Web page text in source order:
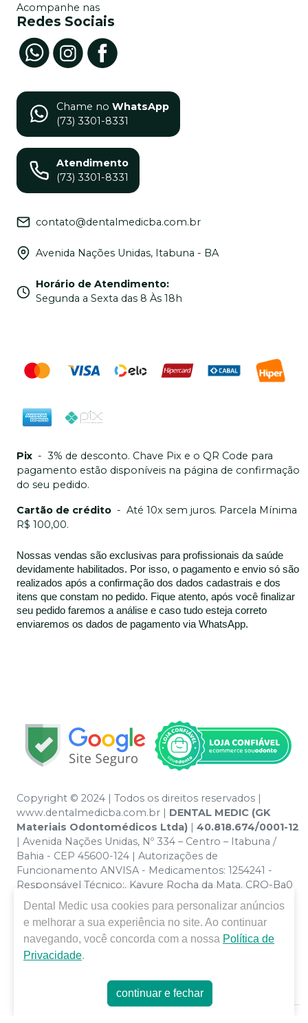
Acompanhe nas
Redes Sociais
Chame no WhatsApp
(73) 3301-8331
Atendimento
(73) 3301-8331
contato@dentalmedicba.com.br
Avenida Nações Unidas, Itabuna - BA
Horário de Atendimento:
Segunda a Sexta das 8 Às 18h
Pix - 3% de desconto. Chave Pix e o QR Code para
pagamento estão disponíveis na página de confirmação
do seu pedido.
Cartão de crédito - Até 10x sem juros. Parcela Mínima
R$ 100,00.
Nossas vendas são exclusivas para profissionais da saúde
devidamente habilitados. Por isso, o pagamento e envio só são
realizados após a confirmação dos dados cadastrais e dos
itens que constam no pedido. Fique atento, após você finalizar
seu pedido faremos a análise e caso tudo esteja correto
enviaremos os dados de pagamento via WhatsApp.
Copyright © 2024 | Todos os direitos reservados |
www.dentalmedicba.com.br | DENTAL MEDIC (GK
Materiais Odontomédicos Ltda) | 40.818.674/0001-12
| Avenida Nações Unidas, Nº 334 – Centro – Itabuna /
Bahia - CEP 45600-124 | Autorizações de
Funcionamento ANVISA - Medicamentos: 1254241 -
Responsável Técnico:. Kayure Rocha da Mata. CRO-Ba0
nº 13379 | Política de Privacidade e Segurança - Fotos
meramente ilustrativas - Os preços e condições da loja
virtual estão sujeitos a alterações. Em caso de
divergência de preços no site, o valor válido é o do
Carrinho de Compra. Não vendemos por atacado por
de grandes volumes pelo site.
Dental Medic usa cookies para personalizar anúncios
e melhorar a sua experiência no site. Ao continuar
navegando, você concorda com a nossa Política de
Privacidade.
continuar e fechar